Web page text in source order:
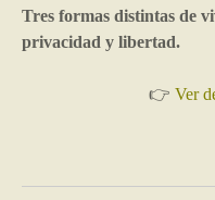
Tres formas distintas de
privacidad y libertad.
👉 Ver